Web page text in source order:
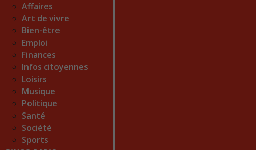
Affaires
Art de vivre
Bien-être
Emploi
Finances
Infos citoyennes
Loisirs
Musique
Politique
Santé
Société
Sports